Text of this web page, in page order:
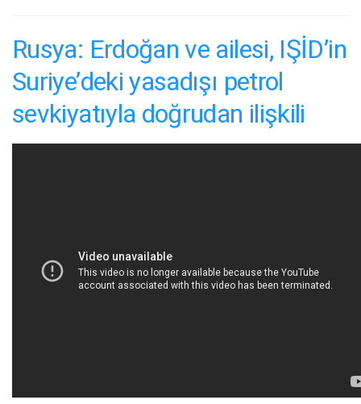
Rusya: Erdoğan ve ailesi, IŞİD’in
Suriye’deki yasadışı petrol
sevkiyatıyla doğrudan ilişkili